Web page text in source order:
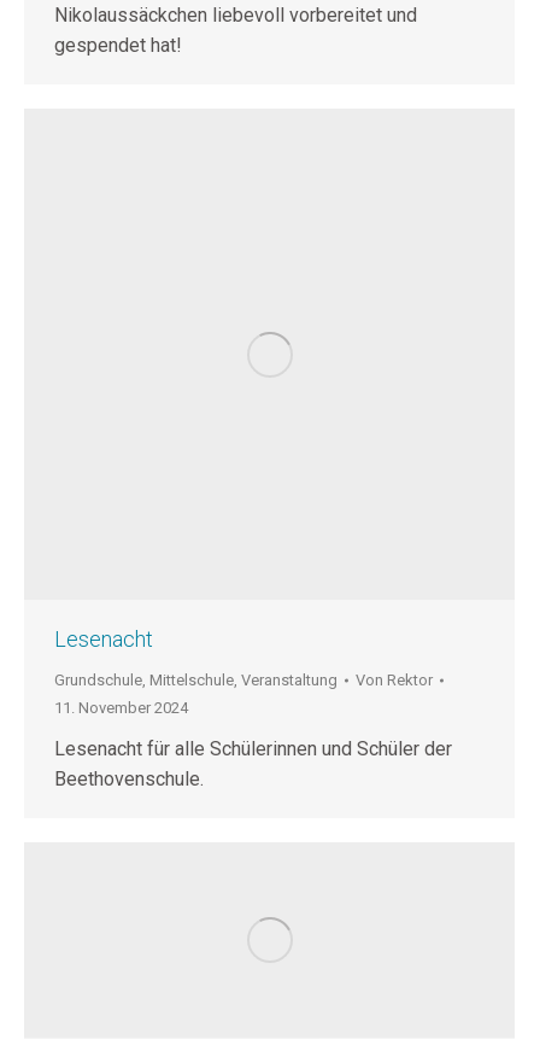
Nikolaussäckchen liebevoll vorbereitet und
gespendet hat!
Lesenacht
Grundschule, Mittelschule, Veranstaltung Von Rektor
11. November 2024
Lesenacht für alle Schülerinnen und Schüler der
Beethovenschule.